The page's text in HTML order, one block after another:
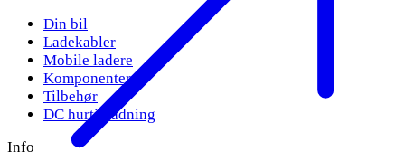
Din bil
Ladekabler
Mobile ladere
Komponenter
Tilbehør
DC hurtigladning
Info